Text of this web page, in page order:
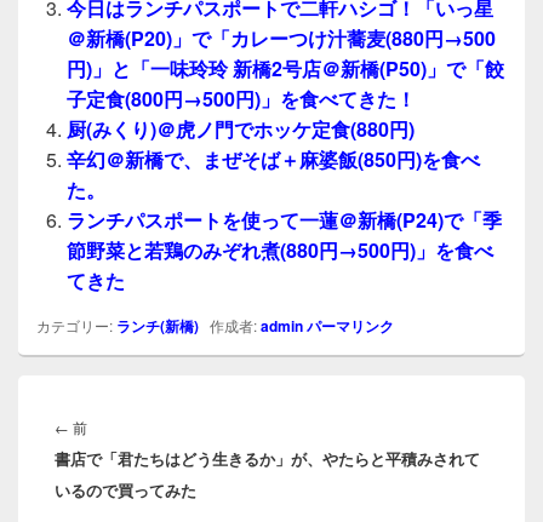
今日はランチパスポートで二軒ハシゴ！「いっ星
＠新橋(P20)」で「カレーつけ汁蕎麦(880円→500
円)」と「一味玲玲 新橋2号店＠新橋(P50)」で「餃
子定食(800円→500円)」を食べてきた！
厨(みくり)＠虎ノ門でホッケ定食(880円)
辛幻＠新橋で、まぜそば＋麻婆飯(850円)を食べ
た。
ランチパスポートを使って一蓮＠新橋(P24)で「季
節野菜と若鶏のみぞれ煮(880円→500円)」を食べ
てきた
カテゴリー: ランチ(新橋) 作成者:adminパーマリンク
稿
ナ
ビ
ゲ
← 前前
の
投
書店で「君たちはどう生きるか」が、やたらと平積みされて
いるので買ってみた